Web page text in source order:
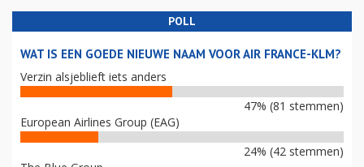
POLL
WAT IS EEN GOEDE NIEUWE NAAM VOOR AIR FRANCE-KLM?
Verzin alsjeblieft iets anders
47% (81 stemmen)
European Airlines Group (EAG)
24% (42 stemmen)